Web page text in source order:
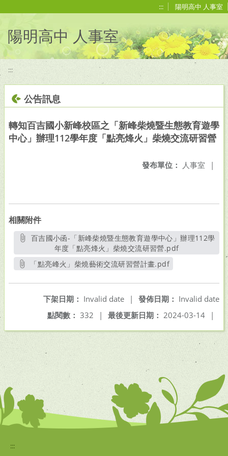
::: 陽明高中 人事室
陽明高中 人事室
:::
公告訊息
轉知百吉國小新峰校區之「新峰柴燒暨生態教育遊學
中心」辦理112學年度「點亮烽火」柴燒交流研習營
發布單位： 人事室 |
相關附件
年度「點亮烽火」柴燒交流研習營.pdf另開新視窗
「點亮峰火」柴燒藝術交流研習營計畫.pdf
發佈日期： Invalid date
下架日期： Invalid date
|
最後更新日期： 2024-03-14 |
點閱數： 332 |
:::